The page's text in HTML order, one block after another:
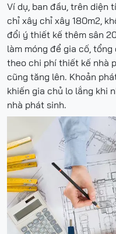
Ví dụ, ban đầu, trên diện
chỉ xây chỉ xây 180m2,
đổi ý thiết kế thêm sân
làm móng để gia cố,
theo chi phí thiết kế nhà
cũng tăng lên. Khoản
khiến gia chủ lo lắng khi
nhà phát sinh.